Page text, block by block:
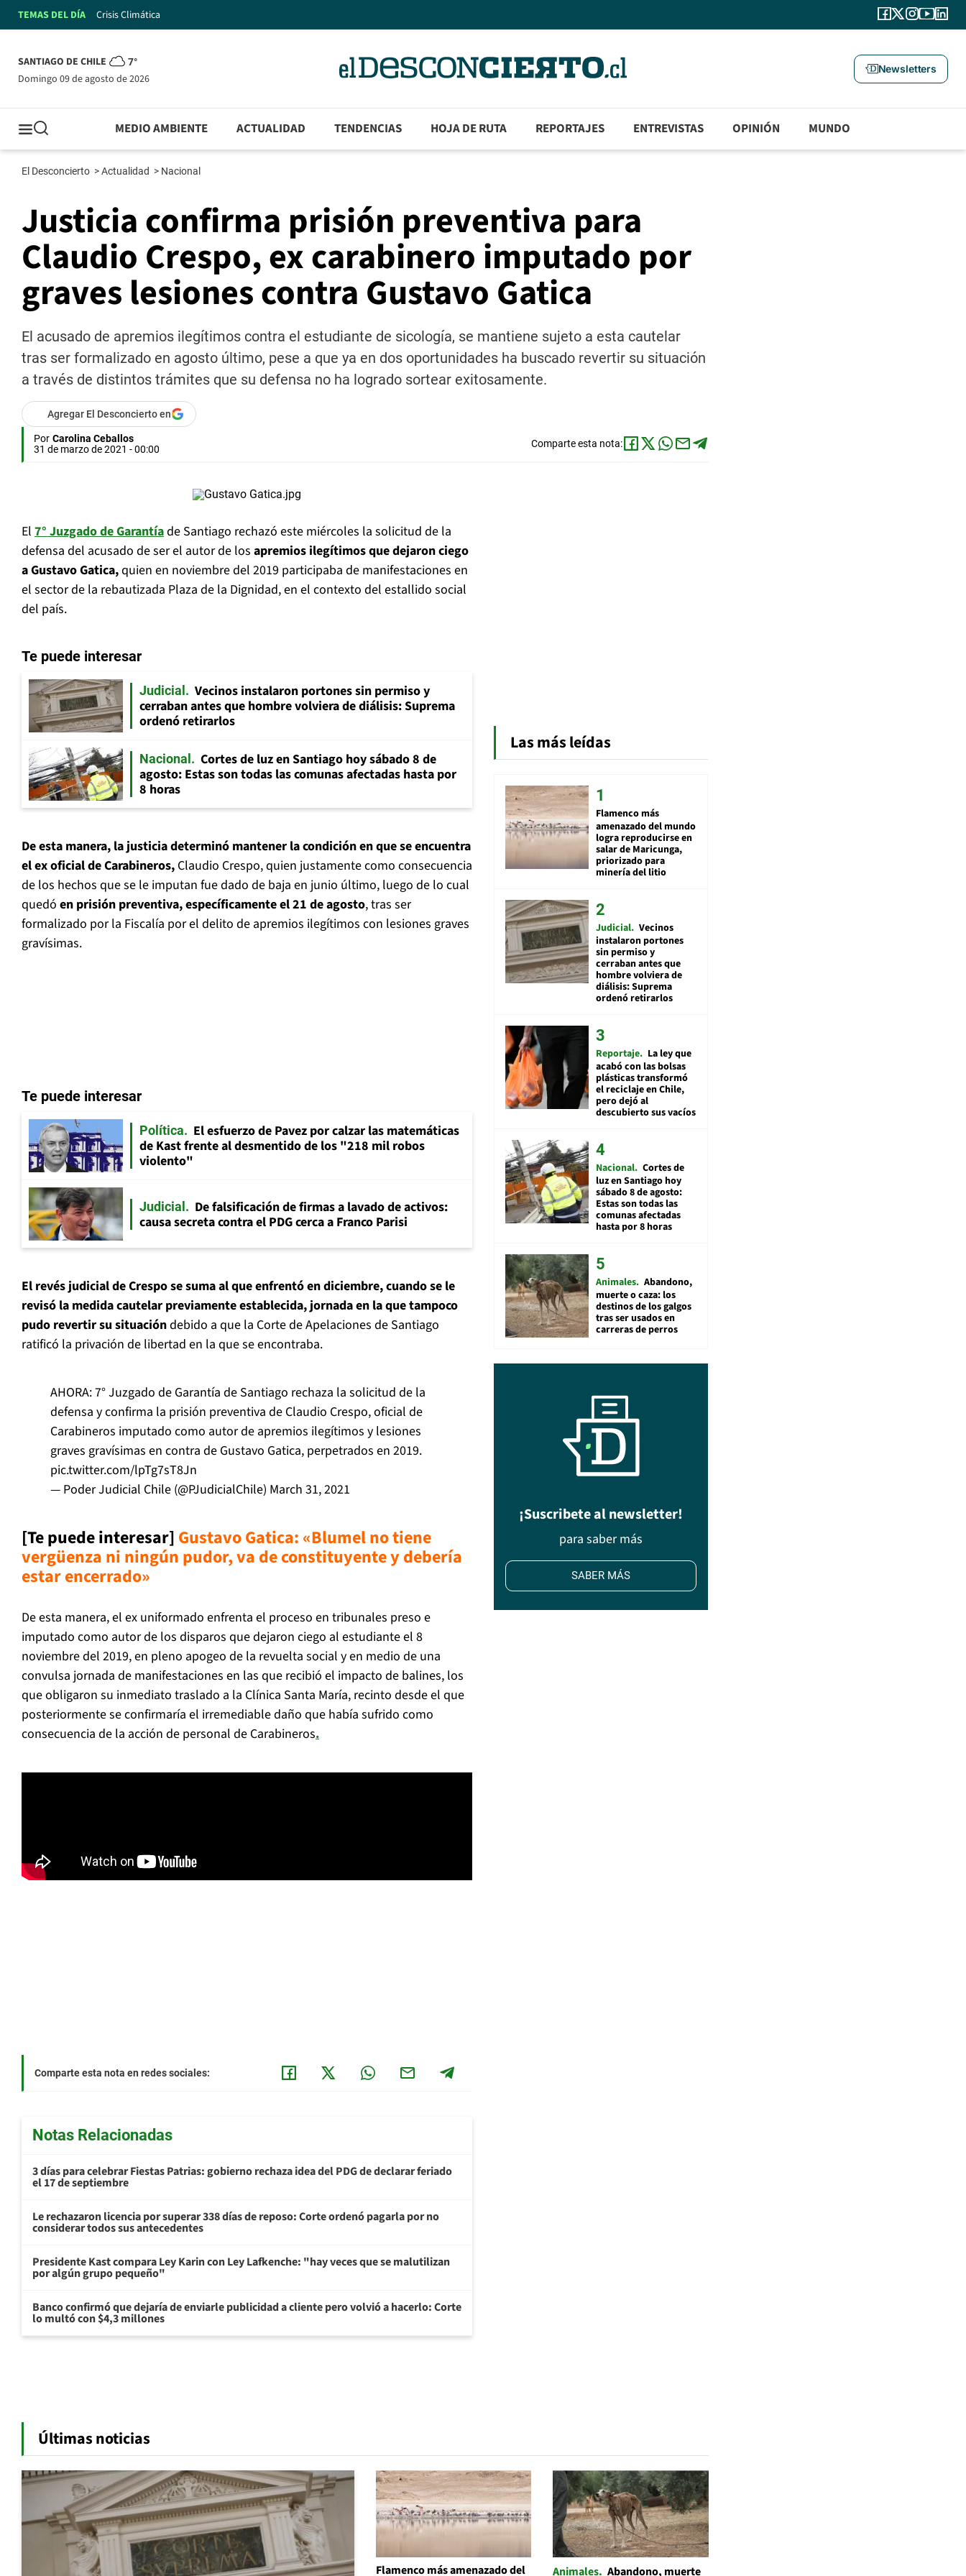
TEMAS DEL DÍA Crisis Climática
SANTIAGO DE CHILE 7°
domingo 09 de agosto de 2026
Newsletters
MEDIO AMBIENTE ACTUALIDAD TENDENCIAS HOJA DE RUTA REPORTAJES ENTREVISTAS OPINIÓN MUNDO
El Desconcierto >Actualidad > Nacional
Justicia confirma prisión preventiva para
Claudio Crespo, ex carabinero imputado por
graves lesiones contra Gustavo Gatica
El acusado de apremios ilegítimos contra el estudiante de sicología, se mantiene sujeto a esta cautelar
tras ser formalizado en agosto último, pese a que ya en dos oportunidades ha buscado revertir su situación
a través de distintos trámites que su defensa no ha logrado sortear exitosamente.
Agregar El Desconcierto en
Por Carolina Ceballos
31 de marzo de 2021 - 00:00
Comparte esta nota:
El 7° Juzgado de Garantíade Santiago rechazó este miércoles la solicitud de la
defensa del acusado de ser el autor de los apremios ilegítimos que dejaron ciego
a Gustavo Gatica,quien en noviembre del 2019 participaba de manifestaciones en
el sector de la rebautizada Plaza de la Dignidad, en el contexto del estallido social
del país.
Te puede interesar
Judicial
Vecinos instalaron portones sin permiso y
cerraban antes que hombre volviera de diálisis: Suprema
ordenó retirarlos
Nacional
Cortes de luz en Santiago hoy sábado 8 de
agosto: Estas son todas las comunas afectadas hasta por
8 horas
De esta manera, la justicia determinó mantener la condición en que se encuentra
el ex oficial de Carabineros, Claudio Crespo, quien justamente como consecuencia
de los hechos que se le imputan fue dado de baja en junio último, luego de lo cual
quedó en prisión preventiva, específicamente el 21 de agosto, tras ser
formalizado por la Fiscalía por el delito de apremios ilegítimos con lesiones graves
gravísimas.
Te puede interesar
Política
El esfuerzo de Pavez por calzar las matemáticas
de Kast frente al desmentido de los "218 mil robos
violento"
Judicial
De falsificación de firmas a lavado de activos:
causa secreta contra el PDG cerca a Franco Parisi
El revés judicial de Crespo se suma al que enfrentó en diciembre, cuando se le
revisó la medida cautelar previamente establecida, jornada en la que tampoco
pudo revertir su situacióndebido a que la Corte de Apelaciones de Santiago
ratificó la privación de libertad en la que se encontraba.
AHORA: 7° Juzgado de Garantía de Santiago rechaza la solicitud de la
defensa y confirma la prisión preventiva de Claudio Crespo, oficial de
Carabineros imputado como autor de apremios ilegítimos y lesiones
graves gravísimas en contra de Gustavo Gatica, perpetrados en 2019.
pic.twitter.com/lpTg7sT8Jn
— Poder Judicial Chile (@PJudicialChile) March 31, 2021
[Te puede interesar] Gustavo Gatica: «Blumel no tiene
vergüenza ni ningún pudor, va de constituyente y debería
estar encerrado»
De esta manera, el ex uniformado enfrenta el proceso en tribunales preso e
imputado como autor de los disparos que dejaron ciego al estudiante el 8
noviembre del 2019, en pleno apogeo de la revuelta social y en medio de una
convulsa jornada de manifestaciones en las que recibió el impacto de balines, los
que obligaron su inmediato traslado a la Clínica Santa María, recinto desde el que
posteriormente se confirmaría el irremediable daño que había sufrido como
consecuencia de la acción de personal de Carabineros.
Comparte esta nota en redes sociales:
Notas Relacionadas
3 días para celebrar Fiestas Patrias: gobierno rechaza idea del PDG de declarar feriado
el 17 de septiembre
Le rechazaron licencia por superar 338 días de reposo: Corte ordenó pagarla por no
considerar todos sus antecedentes
Presidente Kast compara Ley Karin con Ley Lafkenche: "hay veces que se malutilizan
por algún grupo pequeño"
Banco confirmó que dejaría de enviarle publicidad a cliente pero volvió a hacerlo: Corte
lo multó con $4,3 millones
Las más leídas
Flamenco más
amenazado del mundo
logra reproducirse en
salar de Maricunga,
priorizado para
minería del litio
Judicial Vecinos
instalaron portones
sin permiso y
cerraban antes que
hombre volviera de
diálisis: Suprema
ordenó retirarlos
Reportaje La ley que
acabó con las bolsas
plásticas transformó
el reciclaje en Chile,
pero dejó al
descubierto sus vacíos
Nacional Cortes de
luz en Santiago hoy
sábado 8 de agosto:
Estas son todas las
comunas afectadas
hasta por 8 horas
Animales Abandono,
muerte o caza: los
destinos de los galgos
tras ser usados en
carreras de perros
¡Suscribete al newsletter!
para saber más
SABER MÁS
Últimas noticias
Flamenco más amenazado del Animales Abandono, muerte